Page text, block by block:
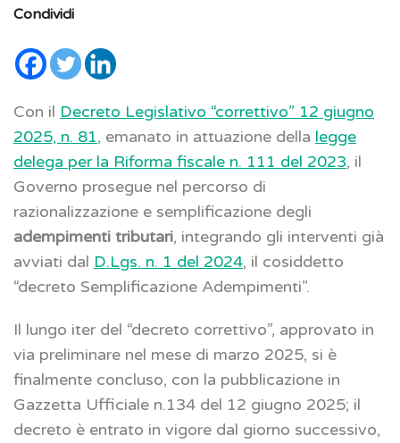
Condividi
Con il Decreto Legislativo “correttivo” 12 giugno
2025, n. 81, emanato in attuazione della legge
delega per la Riforma fiscale n. 111 del 2023, il
Governo prosegue nel percorso di
razionalizzazione e semplificazione degli
adempimenti tributari, integrando gli interventi già
avviati dal D.Lgs. n. 1 del 2024, il cosiddetto
“decreto Semplificazione Adempimenti”.
Il lungo iter del “decreto correttivo”, approvato in
via preliminare nel mese di marzo 2025, si è
finalmente concluso, con la pubblicazione in
Gazzetta Ufficiale n.134 del 12 giugno 2025; il
decreto è entrato in vigore dal giorno successivo,